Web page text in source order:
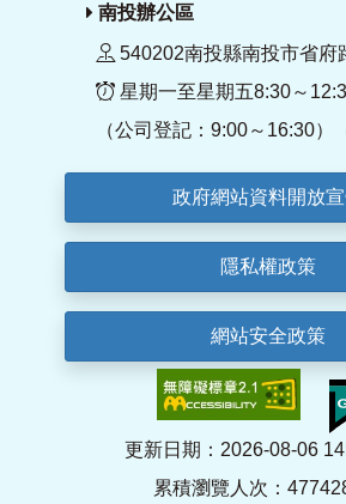
南投辦公區
540202南投縣南投市省府
星期一至星期五8:30～
（公司登記：9:00～16:30）
政府網站資料開放
隱私權政策
網站安全政策
更新日期：2026-08-06
累積瀏覽人次：